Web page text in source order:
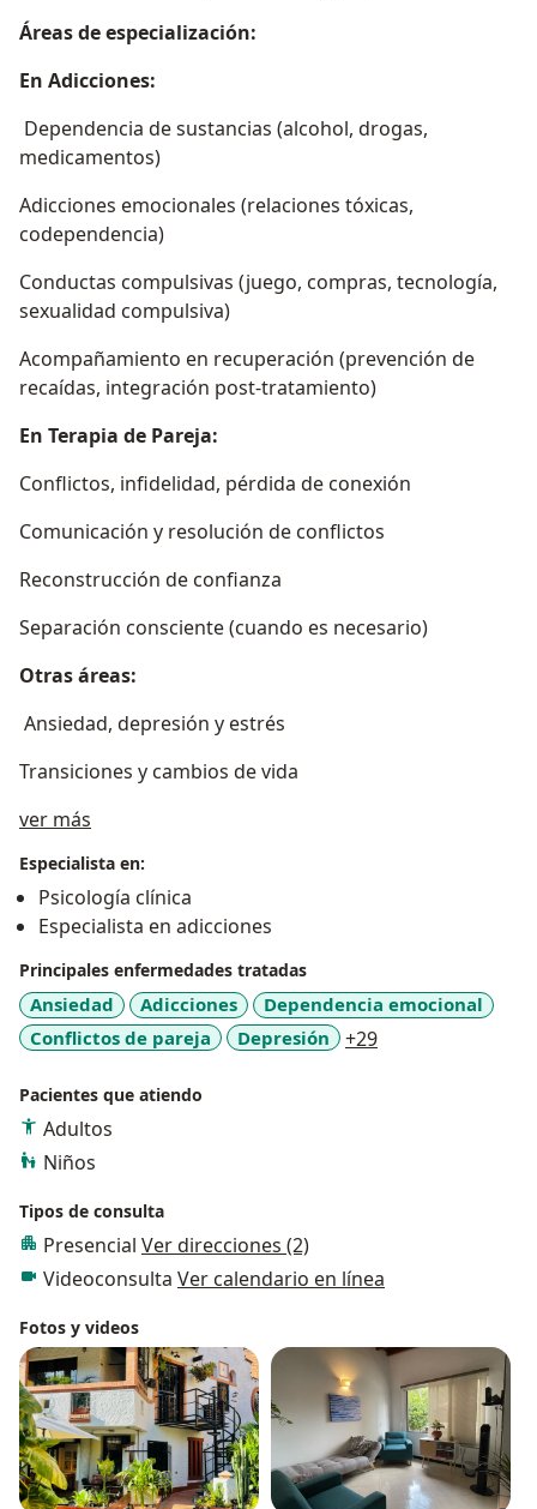
Áreas de especialización:
En Adicciones:
Dependencia de sustancias (alcohol, drogas,
medicamentos)
Adicciones emocionales (relaciones tóxicas,
codependencia)
Conductas compulsivas (juego, compras, tecnología,
sexualidad compulsiva)
Acompañamiento en recuperación (prevención de
recaídas, integración post-tratamiento)
En Terapia de Pareja:
Conflictos, infidelidad, pérdida de conexión
Comunicación y resolución de conflictos
Reconstrucción de confianza
Separación consciente (cuando es necesario)
Otras áreas:
Ansiedad, depresión y estrés
Transiciones y cambios de vida
ver más
Especialista en:
Psicología clínica
Especialista en adicciones
Principales enfermedades tratadas
Ansiedad Adicciones
Dependencia emocional
Conflictos de pareja
Depresión +29
Pacientes que atiendo
Adultos
Niños
Tipos de consulta
Presencial Ver direcciones (2)
Videoconsulta Ver calendario en línea
Fotos y videos